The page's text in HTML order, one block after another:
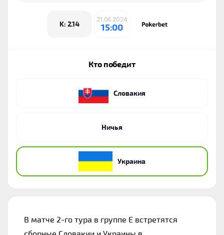
K: 2.14
21.06.2024
15:00
Кто победит
Словакия
Ничья
Украина
В матче 2-го тура в группе Е встретятся